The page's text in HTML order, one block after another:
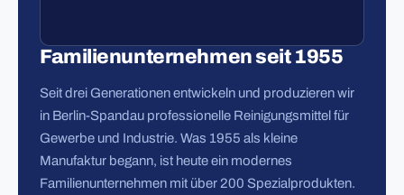
Familienunternehmen seit 1955
Seit drei Generationen entwickeln und produzieren wir
in Berlin-Spandau professionelle Reinigungsmittel für
Gewerbe und Industrie. Was 1955 als kleine
Manufaktur begann, ist heute ein modernes
Familienunternehmen mit über 200 Spezialprodukten.